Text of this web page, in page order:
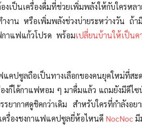
งเป็นเครื่องดื่มที่ช่วยเพิ่มพลังให้กับใครห
งาน หรือเพิ่มพลังช่วงบ่ายระหว่างวัน ถ้
กาแฟแก้วโปรด พร้อมเปลี่ยนบ้านให้เป็นค
แคปซูลถือเป็นทางเลือกของคนยุคใหม่ที่ส
งก็ได้กาแฟหอม ๆ มาดื่มแล้ว แถมยังมีดีไ
ยากาศดูชิคกว่าเดิม สำหรับใครที่กำลังอย
ครื่องชงกาแฟแคปซูลยี่ห้อไหนดีNocNocมี